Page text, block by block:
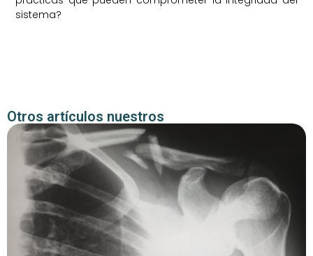
sistema?
Otros artículos nuestros